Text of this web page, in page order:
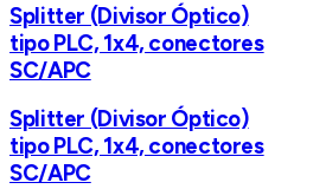
Splitter (Divisor Óptico)
tipo PLC, 1x4, conectores
SC/APC
Splitter (Divisor Óptico)
tipo PLC, 1x4, conectores
SC/APC